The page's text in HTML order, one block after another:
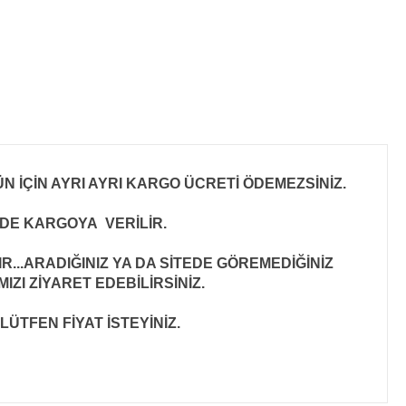
İÇİN AYRI AYRI KARGO ÜCRETİ ÖDEMEZSİNİZ.
KARGOYA VERİLİR.
YA DA SİTEDE GÖREMEDİĞİNİZ
ZİYARET EDEBİLİRSİNİZ.
FİYAT İSTEYİNİZ.